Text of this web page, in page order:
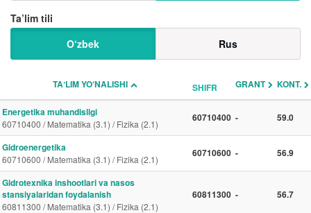
Ta’lim tili
O‘zbek
Rus
TAʼLIM YO‘NALISHI SHIFR GRANT KONT.
Energetika muhandisligi
60710400 / Matematika (3.1) / Fizika (2.1)
60710400 - 59.0
Gidroenergetika
60710600 / Matematika (3.1) / Fizika (2.1)
60710600 - 56.9
Gidrotexnika inshootlari va nasos
stansiyalaridan foydalanish
60811300 / Matematika (3.1) / Fizika (2.1)
60811300 - 56.7